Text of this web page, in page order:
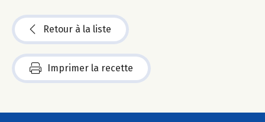
Retour à la liste
Imprimer la recette